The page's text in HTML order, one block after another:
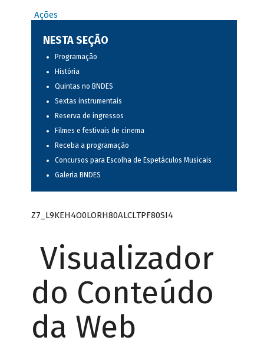
Ações
NESTA SEÇÃO
Programação
História
Quintas no BNDES
Sextas instrumentais
Reserva de ingressos
Filmes e festivais de cinema
Receba a programação
Concursos para Escolha de Espetáculos Musicais
Galeria BNDES
Z7_L9KEH4O0LORH80ALCLTPF80SI4
Visualizador
do Conteúdo
da Web